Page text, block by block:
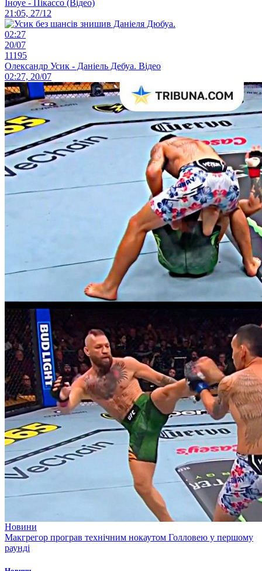
Іноуе - Пікассо (Відео)
21:05, 27/12
02:27
20/07
11195
Олександр Усик - Даніель Дебуа. Відео
02:27, 20/07
Новини
Макгрегор програв технічним нокаутом Голловею у першому
раунді